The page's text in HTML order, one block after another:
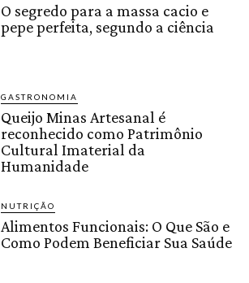
O segredo para a massa cacio e
pepe perfeita, segundo a ciência
GASTRONOMIA
Queijo Minas Artesanal é
reconhecido como Patrimônio
Cultural Imaterial da
Humanidade
NUTRIÇÃO
Alimentos Funcionais: O Que São e
Como Podem Beneficiar Sua Saúde